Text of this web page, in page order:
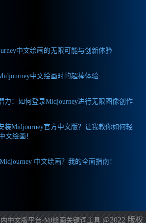
中文绘画的无限可能与创新体验
中文绘画时的超棒体验
力：如何登录Midjourney进行无限图像创作
装Midjourney官方中文版？让我教你如何轻
文绘画！
中文绘画？我的全面指南！
中文版平台-MJ绘画关键词工具@2022 版权